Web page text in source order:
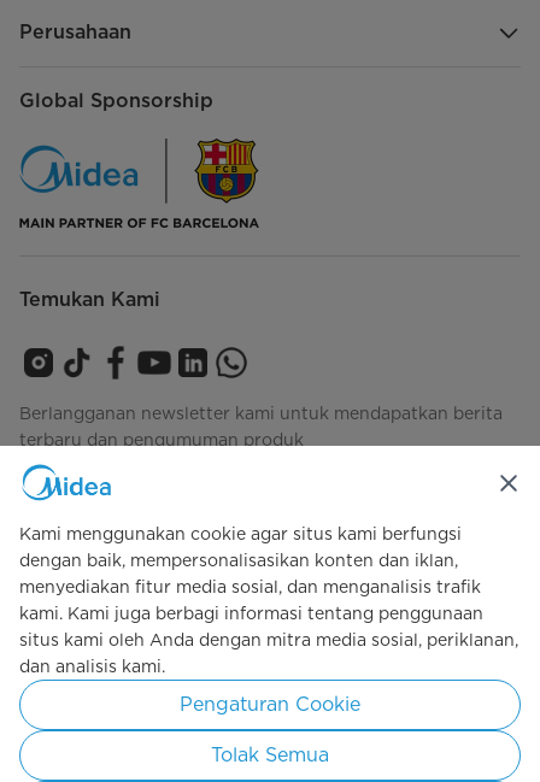
Perusahaan
Global Sponsorship
Temukan Kami
Berlangganan newsletter kami untuk mendapatkan berita
terbaru dan pengumuman produk
Lihat bagaimana kami mengelola data Andaprivacy-
policy
Hak cipta 2026 Copyright Midea. Kebijakan dilindungi oleh Undang-
undang.
Kami menggunakan cookie agar situs kami berfungsi
dengan baik, mempersonalisasikan konten dan iklan,
menyediakan fitur media sosial, dan menganalisis trafik
kami. Kami juga berbagi informasi tentang penggunaan
situs kami oleh Anda dengan mitra media sosial, periklanan,
dan analisis kami.
Pengaturan Cookie
Tolak Semua